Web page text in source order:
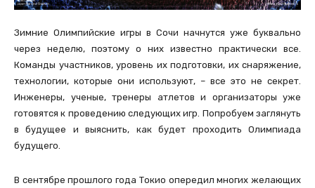
Зимние Олимпийские игры в Сочи начнутся уже буквально
через неделю, поэтому о них известно практически все.
Команды участников, уровень их подготовки, их снаряжение,
технологии, которые они используют, – все это не секрет.
Инженеры, ученые, тренеры атлетов и организаторы уже
готовятся к проведению следующих игр. Попробуем заглянуть
в будущее и выяснить, как будет проходить Олимпиада
будущего.
В сентябре прошлого года Токио опередил многих желающих